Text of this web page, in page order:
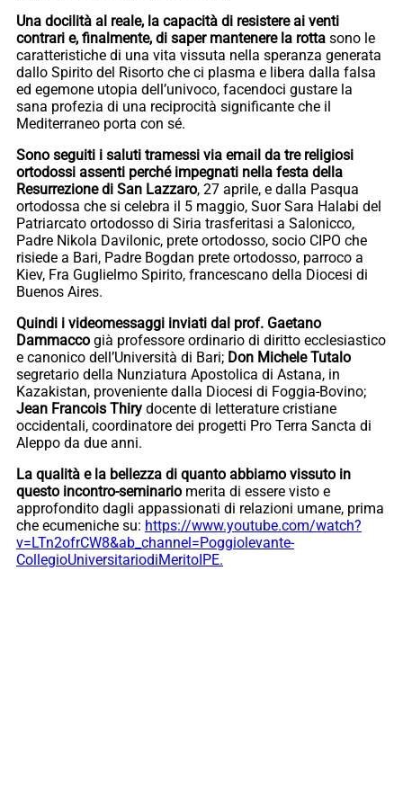
Una docilità al reale, la capacità di resistere ai venti
contrari e, finalmente, di saper mantenere la rotta sono le
caratteristiche di una vita vissuta nella speranza generata
dallo Spirito del Risorto che ci plasma e libera dalla falsa
ed egemone utopia dell’univoco, facendoci gustare la
sana profezia di una reciprocità significante che il
Mediterraneo porta con sé.
Sono seguiti i saluti tramessi via email da tre religiosi
ortodossi assenti perché impegnati nella festa della
Resurrezione di San Lazzaro, 27 aprile, e dalla Pasqua
ortodossa che si celebra il 5 maggio, Suor Sara Halabi del
Patriarcato ortodosso di Siria trasferitasi a Salonicco,
Padre Nikola Davilonic, prete ortodosso, socio CIPO che
risiede a Bari, Padre Bogdan prete ortodosso, parroco a
Kiev, Fra Guglielmo Spirito, francescano della Diocesi di
Buenos Aires.
Quindi i videomessaggi inviati dal prof. Gaetano
Dammacco già professore ordinario di diritto ecclesiastico
e canonico dell’Università di Bari; Don Michele Tutalo
segretario della Nunziatura Apostolica di Astana, in
Kazakistan, proveniente dalla Diocesi di Foggia-Bovino;
Jean Francois Thiry docente di letterature cristiane
occidentali, coordinatore dei progetti Pro Terra Sancta di
Aleppo da due anni.
La qualità e la bellezza di quanto abbiamo vissuto in
questo incontro-seminario merita di essere visto e
approfondito dagli appassionati di relazioni umane, prima
che ecumeniche su: https://www.youtube.com/watch?
v=LTn2ofrCW8&ab_channel=Poggiolevante-
CollegioUniversitariodiMeritoIPE.